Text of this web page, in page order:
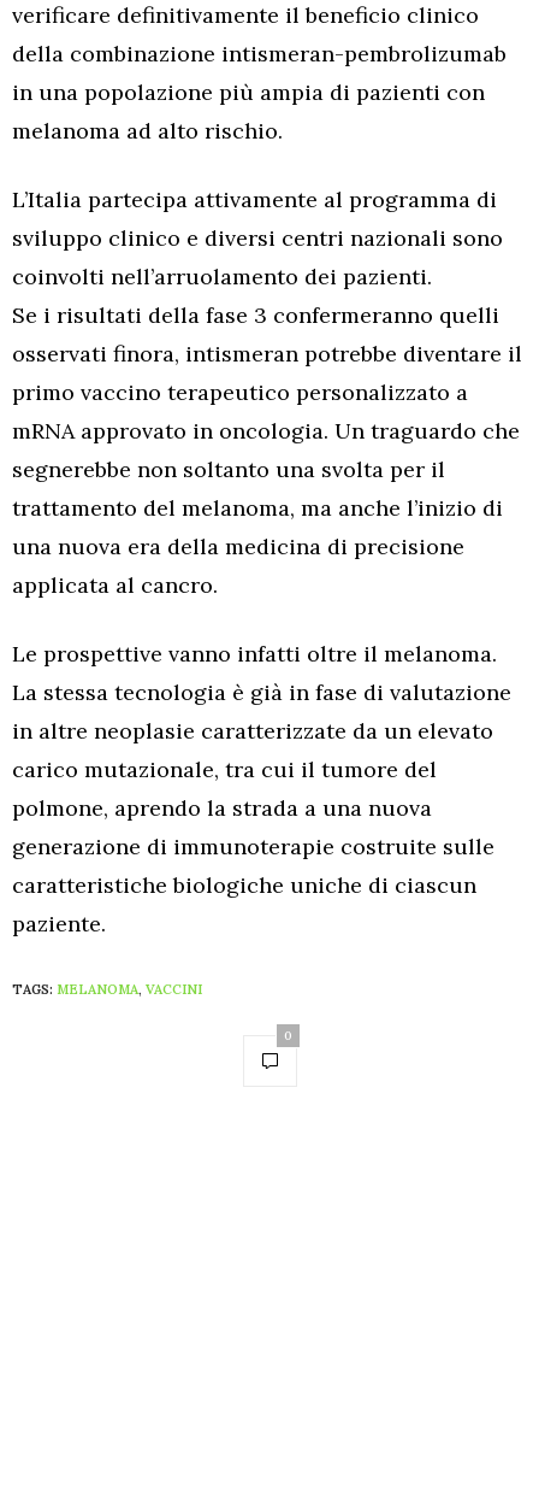
verificare definitivamente il beneficio clinico
della combinazione intismeran-pembrolizumab
in una popolazione più ampia di pazienti con
melanoma ad alto rischio.
L’Italia partecipa attivamente al programma di
sviluppo clinico e diversi centri nazionali sono
coinvolti nell’arruolamento dei pazienti.
Se i risultati della fase 3 confermeranno quelli
osservati finora, intismeran potrebbe diventare il
primo vaccino terapeutico personalizzato a
mRNA approvato in oncologia. Un traguardo che
segnerebbe non soltanto una svolta per il
trattamento del melanoma, ma anche l’inizio di
una nuova era della medicina di precisione
applicata al cancro.
Le prospettive vanno infatti oltre il melanoma.
La stessa tecnologia è già in fase di valutazione
in altre neoplasie caratterizzate da un elevato
carico mutazionale, tra cui il tumore del
polmone, aprendo la strada a una nuova
generazione di immunoterapie costruite sulle
caratteristiche biologiche uniche di ciascun
paziente.
TAGS: MELANOMA, VACCINI
0